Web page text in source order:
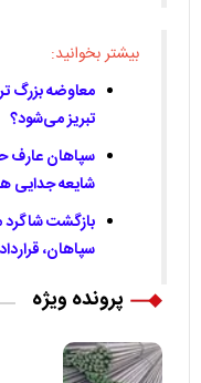
بیشتر بخوانید:
معاوضه بزرگ
تبریز می‌شود؟
شایعه جدایی
بازگشت شاگرد
سپاهان،
پرونده ویژه